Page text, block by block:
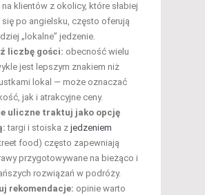
klientów z okolicy, które słabiej
się po angielsku, często oferują
„lokalne” jedzenie.
liczbę gości: obecność wielu
jest lepszym znakiem niż
lokal — może oznaczać
jak i atrakcyjne ceny.
uliczne traktuj jako opcję
targi i stoiska z jedzeniem
food) często zapewniają
przygotowywane na bieżąco i
rozwiązań w podróży.
rekomendacje: opinie warto